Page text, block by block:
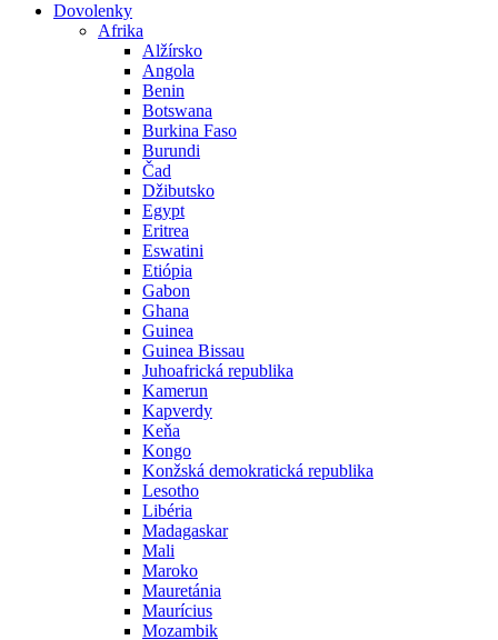
Dovolenky
Afrika
Alžírsko
Angola
Benin
Botswana
Burkina Faso
Burundi
Čad
Džibutsko
Egypt
Eritrea
Eswatini
Etiópia
Gabon
Ghana
Guinea
Guinea Bissau
Juhoafrická republika
Kamerun
Kapverdy
Keňa
Kongo
Konžská demokratická republika
Lesotho
Libéria
Madagaskar
Mali
Maroko
Mauretánia
Maurícius
Mozambik